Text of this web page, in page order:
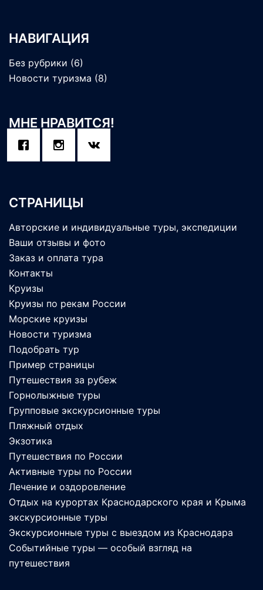
НАВИГАЦИЯ
Без рубрики (6)
Новости туризма (8)
МНЕ НРАВИТСЯ!
СТРАНИЦЫ
Авторские и индивидуальные туры, экспедиции
Ваши отзывы и фото
Заказ и оплата тура
Контакты
Круизы
Круизы по рекам России
Морские круизы
Новости туризма
Подобрать тур
Пример страницы
Путешествия за рубеж
Горнолыжные туры
Групповые экскурсионные туры
Пляжный отдых
Экзотика
Путешествия по России
Активные туры по России
Лечение и оздоровление
Отдых на курортах Краснодарского края и Крыма
экскурсионные туры
Экскурсионные туры с выездом из Краснодара
Событийные туры — особый взгляд на
путешествия